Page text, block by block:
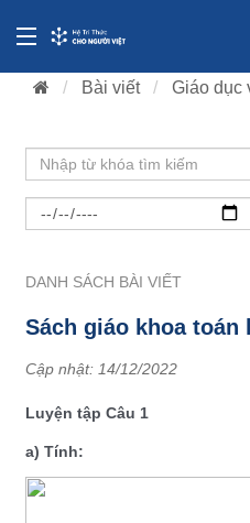
Bài viết Giáo dục
DANH SÁCH BÀI VIẾT
Sách giáo khoa
Cập nhật: 14/12/2022
Luyện tập Câu 1
a) Tính: